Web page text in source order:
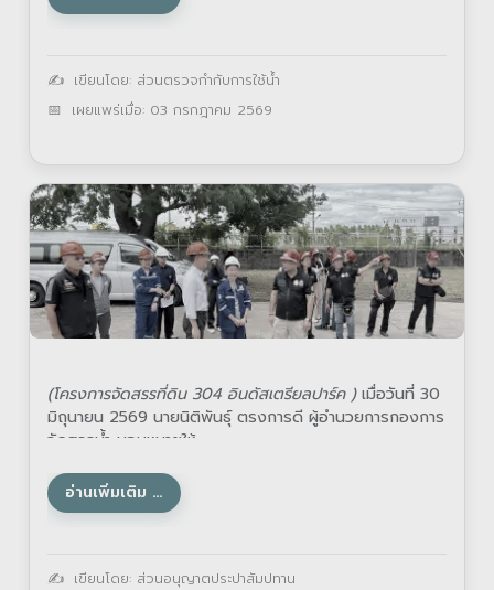
รายละเอียด
เขียนโดย: ส่วนตรวจกำกับการใช้น้ำ
เผยแพร่เมื่อ: 03 กรกฎาคม 2569
(โครงการจัดสรรที่ดิน 304 อินดัสเตรียลปาร์ค )เมื่อวันที่ 30
มิถุนายน 2569 นายนิติพันธุ์ ตรงการดี ผู้อำนวยการกองการ
จัดสรรน้ำ มอบหมายให้
รายละเอียด
เขียนโดย: ส่วนอนุญาตประปาสัมปทาน
อ่านเพิ่มเติม …